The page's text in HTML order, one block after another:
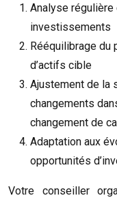
Analyse
investissements
Rééquilibrage du
d’actifs cible
Ajustement de la
changements
changement de
Adaptation aux
opportunités
Votre conseiller